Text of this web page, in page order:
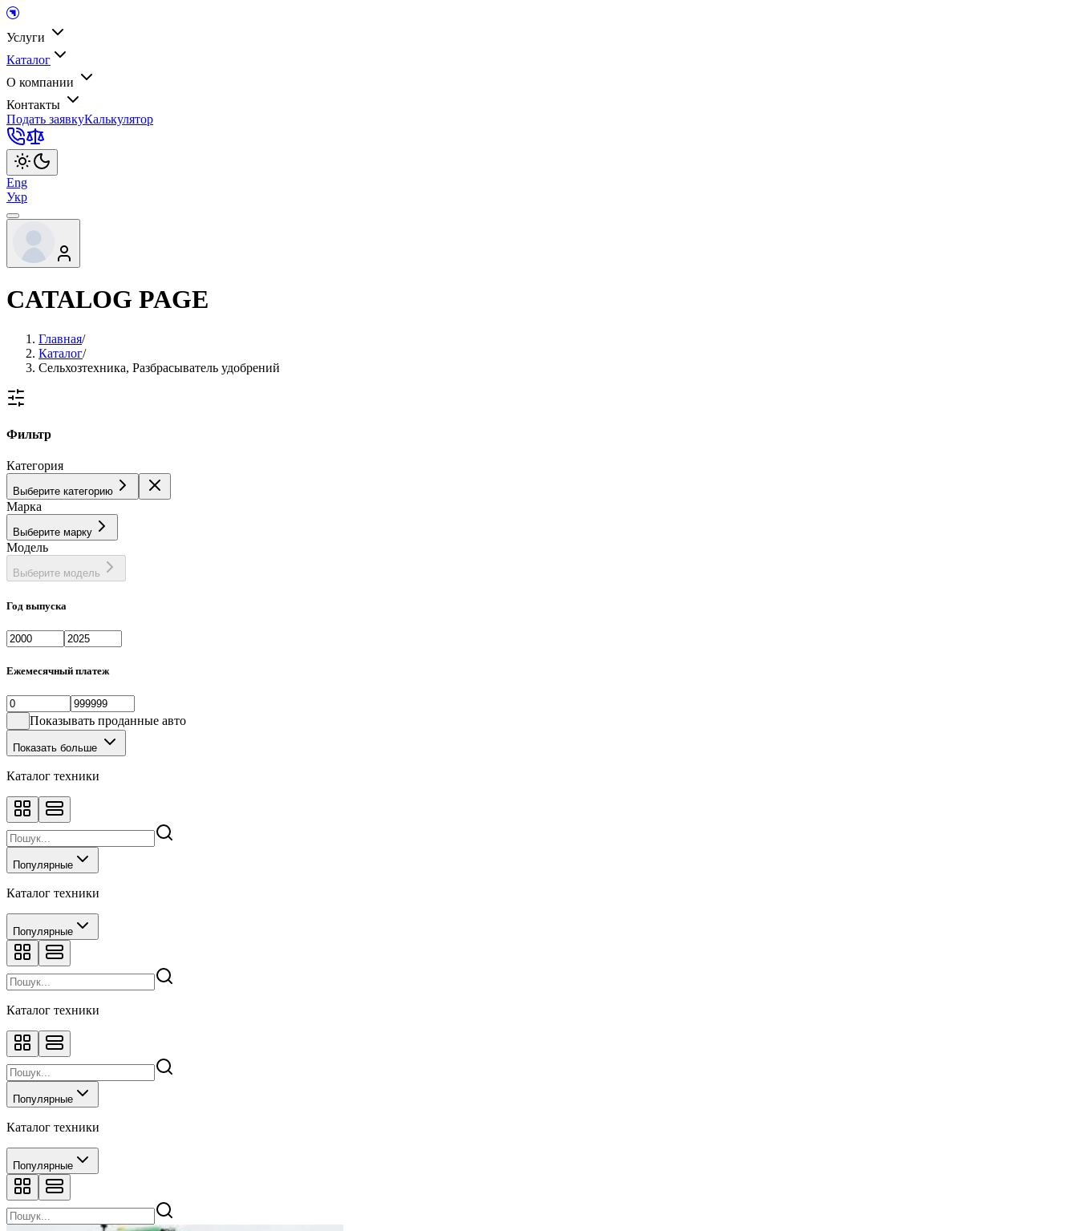
Услуги
Каталог
О компании
Контакты
Подать заявкуКалькулятор
Eng
Укр
CATALOG PAGE
Главная/
Каталог/
Сельхозтехника, Разбрасыватель удобрений
Фильтр
Категория
Выберите категорию
Марка
Выберите марку
Модель
Выберите модель
Год выпуска
Ежемесячный платеж
Показывать проданные авто
Показать больше
Каталог техники
Популярные
Каталог техники
Популярные
Каталог техники
Популярные
Каталог техники
Популярные